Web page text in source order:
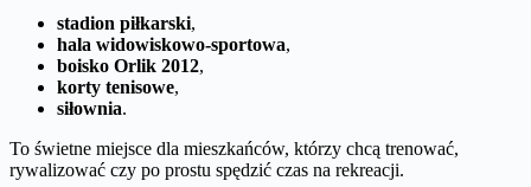
stadion piłkarski,
hala widowiskowo-sportowa,
boisko Orlik 2012,
korty tenisowe,
siłownia.
To świetne miejsce dla mieszkańców, którzy chcą trenować,
rywalizować czy po prostu spędzić czas na rekreacji.